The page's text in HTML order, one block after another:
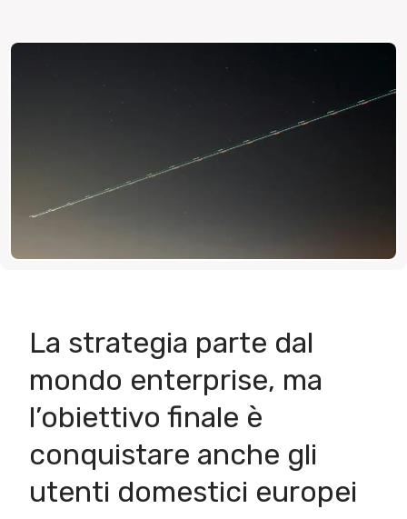
La strategia parte dal
mondo enterprise, ma
l’obiettivo finale è
conquistare anche gli
utenti domestici europei